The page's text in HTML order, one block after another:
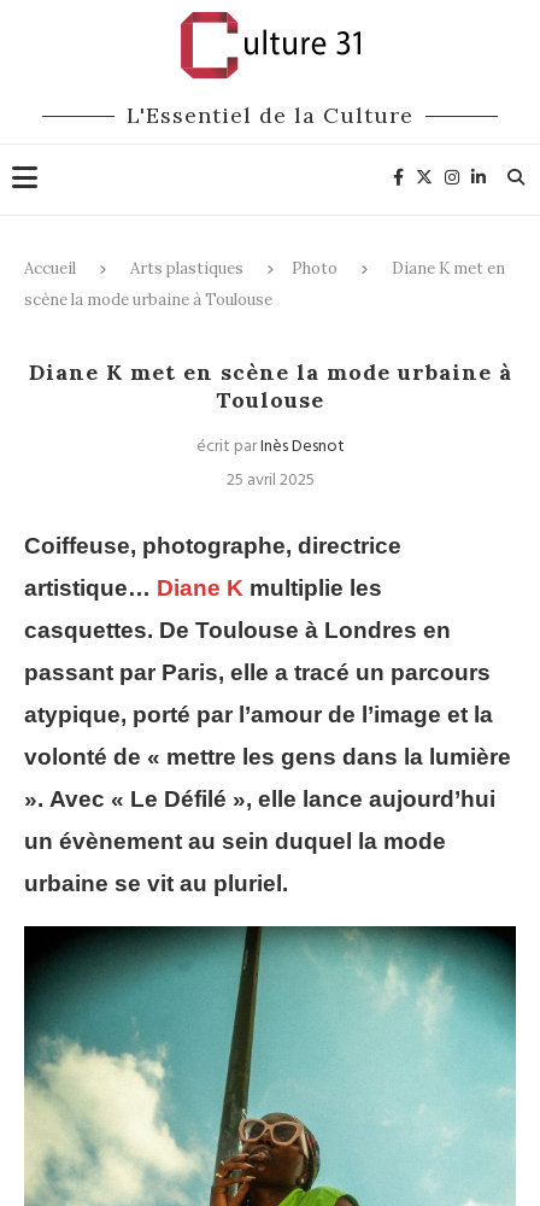
L'Essentiel de la Culture
Accueil Arts plastiques Photo
Diane K met en
scène la mode urbaine à Toulouse
Entretiens
Diane K met en scène la mode urbaine à
Toulouse
écrit parInès Desnot
25 avril 2025
Coiffeuse, photographe, directrice
artistique… Diane K multiplie les
casquettes. De Toulouse à Londres en
passant par Paris, elle a tracé un parcours
atypique, porté par l’amour de l’image et la
volonté de « mettre les gens dans la lumière
». Avec « Le Défilé », elle lance aujourd’hui
un évènement au sein duquel la mode
urbaine se vit au pluriel.